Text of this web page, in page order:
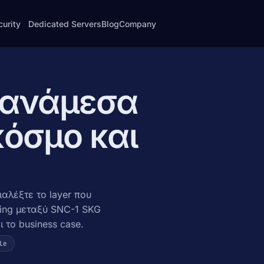
harden
Shield
WAF
· OSS
· OSS
Dedicated ServersBlogCompany
Email, phone, ticket
Notes from the rack
Legal & GDPR
Terms, privacy, payments
και
το layer που
μεταξύ SNC-1 SKG
το business case.